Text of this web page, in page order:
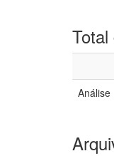
Análise